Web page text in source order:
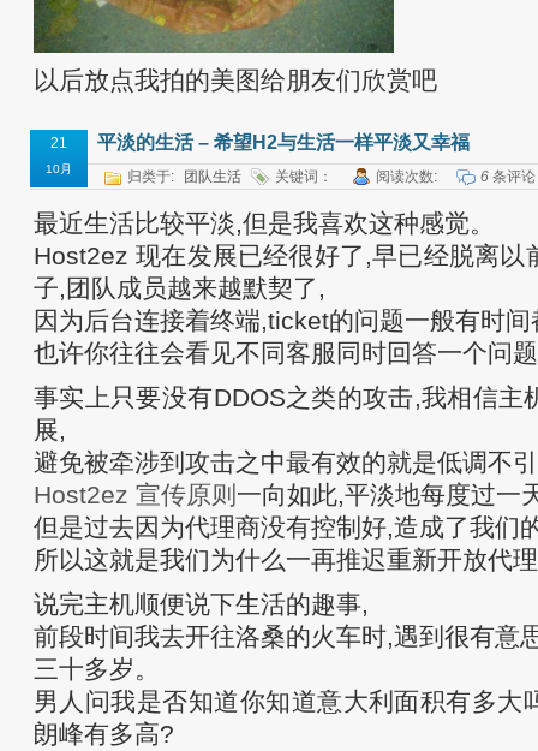
以后放点我拍的美图给朋友们欣赏吧
21
10月
平淡的生活 – 希望H2与生活一样平淡又幸福
归类于: 团队生活 关键词： 阅读次数: 6 条评论
最近生活比较平淡,但是我喜欢这种感觉。
Host2ez 现在发展已经很好了,早已经脱离以
子,团队成员越来越默契了,
因为后台连接着终端,ticket的问题一般有时
也许你往往会看见不同客服同时回答一个问
事实上只要没有DDOS之类的攻击,我相信主
展,
避免被牵涉到攻击之中最有效的就是低调不
Host2ez 宣传原则 一向如此,平淡地每度过一
但是过去因为代理商没有控制好,造成了我们
所以这就是我们为什么一再推迟重新开放代
说完主机顺便说下生活的趣事,
前段时间我去开往洛桑的火车时,遇到很有意
三十多岁。
男人问我是否知道你知道意大利面积有多大
朗峰有多高?